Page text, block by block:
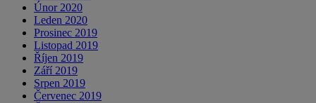
Únor 2020
Leden 2020
Prosinec 2019
Listopad 2019
Říjen 2019
Září 2019
Srpen 2019
Červenec 2019